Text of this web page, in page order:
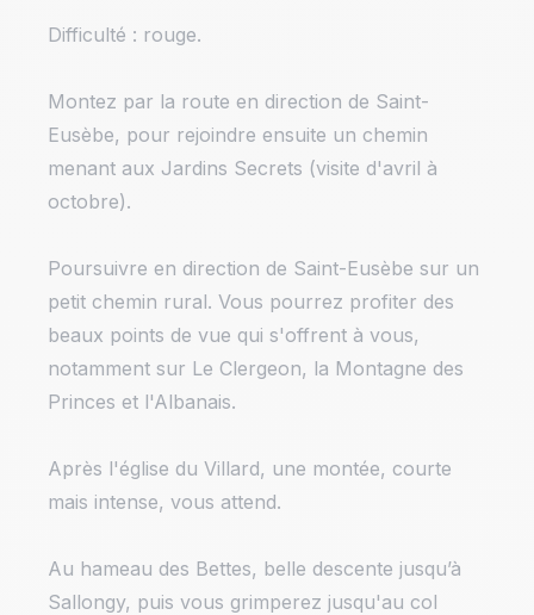
Difficulté : rouge.
Montez par la route en direction de Saint-
Eusèbe, pour rejoindre ensuite un chemin
menant aux Jardins Secrets (visite d'avril à
octobre).
Poursuivre en direction de Saint-Eusèbe sur un
petit chemin rural. Vous pourrez profiter des
beaux points de vue qui s'offrent à vous,
notamment sur Le Clergeon, la Montagne des
Princes et l'Albanais.
Après l'église du Villard, une montée, courte
mais intense, vous attend.
Au hameau des Bettes, belle descente jusqu’à
Sallongy, puis vous grimperez jusqu'au col